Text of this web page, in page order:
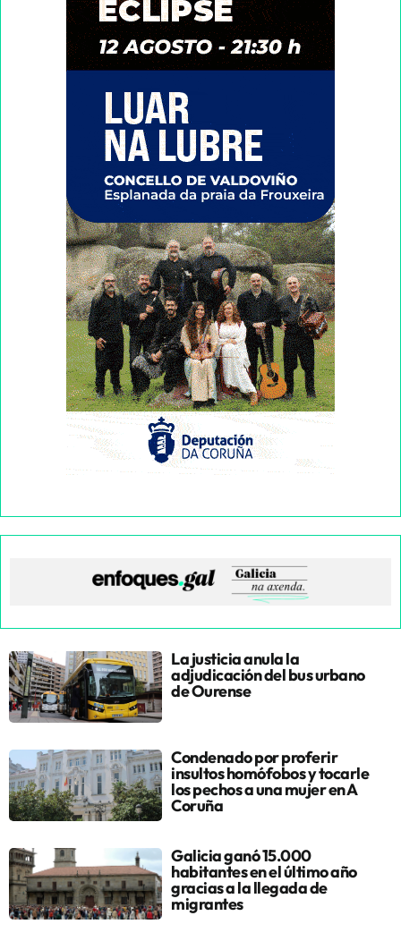
La justicia anula la
adjudicación del bus urbano
de Ourense
Condenado por proferir
insultos homófobos y tocarle
los pechos a una mujer en A
Coruña
Galicia ganó 15.000
habitantes en el último año
gracias a la llegada de
migrantes